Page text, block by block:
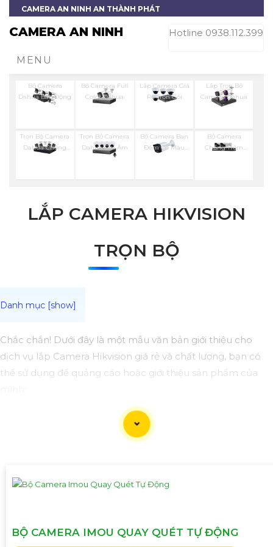
CAMERA AN NINH AN THÀNH PHÁT
CAMERA AN NINH Hotline 0938.112.399
MENU
Bộ Camera
Dahua Báo Động
Bộ Camera Full
Color Dahua
Lắp Camera Giá
Rẻ Trọn Gói
Lắp Trọn Bộ
Camera Dahua
Trọn Bộ Camera
Dahua Chống
Trọn Bộ Camera
Dahua Ghi Âm
Bộ Camera Ban
Đêm Có Màu
Bộ Camera
Chống Trộm
LẮP CAMERA HIKVISION
TRỌN BỘ
Chắc chắn! Dưới đây là một mẫu văn bản giới thiệu cho
dịch vụ lắp Camera Hikvision giá rẻ và chất lượng, bạn có
thể sử dụng để quảng cáo hoặc giới thiệu sản phẩm của
Lắp Camera Hikvision Giá Rẻ - Chất Lượng không thể phủ
nhà, văn phòng hay cửa hàng của mình? Hãy yên tâm với
Tại sao nên chọn chúng tôi?
BỘ CAMERA IMOU QUAY QUÉT TỰ ĐỘNG